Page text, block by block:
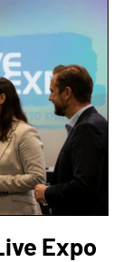
Expo